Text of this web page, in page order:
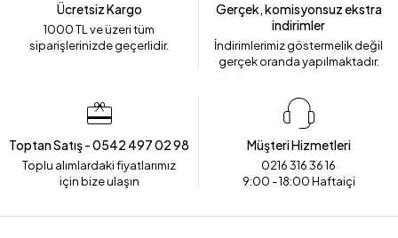
Ücretsiz Kargo
1000 TL ve üzeri tüm
siparişlerinizde geçerlidir.
Gerçek, komisyonsuz ekstra
indirimler
İndirimlerimiz göstermelik değil
gerçek oranda yapılmaktadır.
Toptan Satış - 0542 497 02 98
Toplu alımlardaki fiyatlarımız
için bize ulaşın
Müşteri Hizmetleri
0216 316 36 16
9:00 - 18:00 Haftaiçi